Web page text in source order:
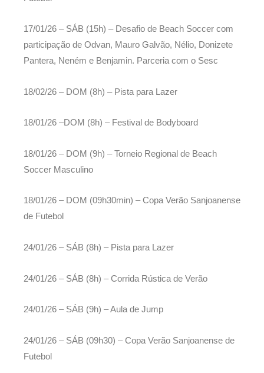
17/01/26 – SÁB (15h) – Desafio de Beach Soccer com
participação de Odvan, Mauro Galvão, Nélio, Donizete
Pantera, Neném e Benjamin. Parceria com o Sesc
18/02/26 – DOM (8h) – Pista para Lazer
18/01/26 –DOM (8h) – Festival de Bodyboard
18/01/26 – DOM (9h) – Torneio Regional de Beach
Soccer Masculino
18/01/26 – DOM (09h30min) – Copa Verão Sanjoanense
de Futebol
24/01/26 – SÁB (8h) – Pista para Lazer
24/01/26 – SÁB (8h) – Corrida Rústica de Verão
24/01/26 – SÁB (9h) – Aula de Jump
24/01/26 – SÁB (09h30) – Copa Verão Sanjoanense de
Futebol